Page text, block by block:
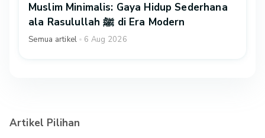
Muslim Minimalis: Gaya Hidup Sederhana
ala Rasulullah ﷺ di Era Modern
Semua artikel 6 Aug 2026
Artikel Pilihan